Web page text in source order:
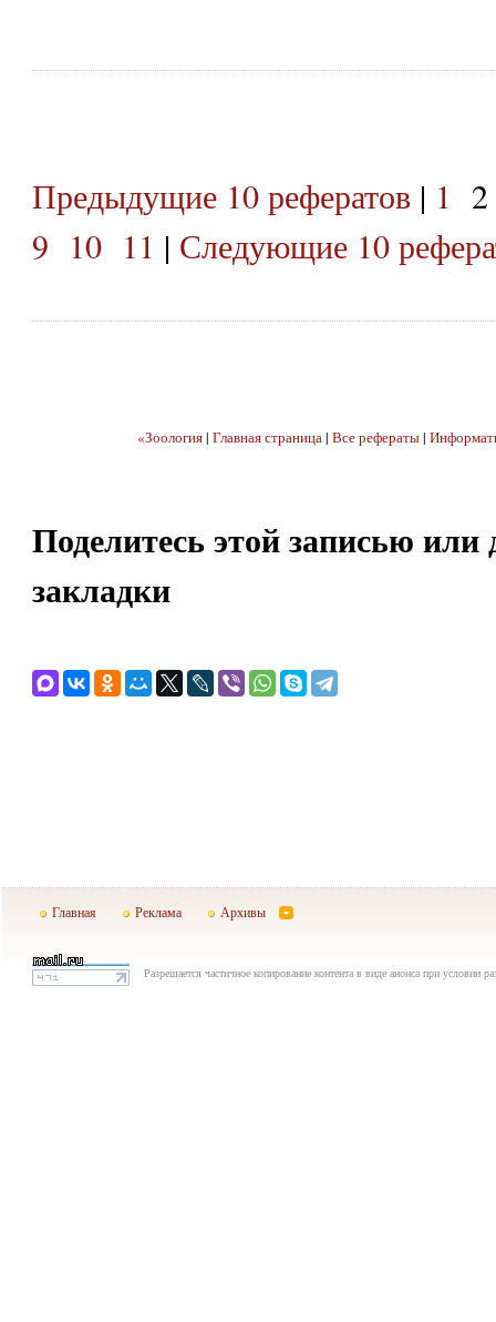
Предыдущие 10 рефератов | 1
2
9 10 11 | Следующие 10
«Зоология| Главная страница| Все рефераты|
Поделитесь этой записью или
закладки
Главная Реклама Архивы
Разрешается частичное копирование контента в виде анонса при условии